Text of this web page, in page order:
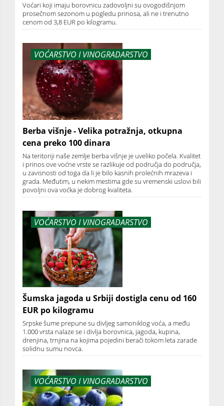
Voćari koji imaju borovnicu zadovoljni su ovogodišnjom
prosečnom sezonom u pogledu prinosa, ali ne i trenutno
cenom od 3,8 EUR po kilogramu.
VOĆARSTVO I VINOGRADARSTVO
Berba višnje - Velika potražnja, otkupna
cena preko 100 dinara
Na teritoriji naše zemlje berba višnje je uveliko počela. Kvalitet
i prinos ove voćne vrste se razlikuje od područja do područja,
u zavisnosti od toga da li je bilo kasnih prolećnih mrazeva i
grada. Međutim, u nekim mestima gde su vremenski uslovi bili
povoljni ova voćka je dobrog kvaliteta.
VOĆARSTVO I VINOGRADARSTVO
Šumska jagoda u Srbiji dostigla cenu od 160
EUR po kilogramu
Srpske šume prepune su divljeg samoniklog voća, a među
1.000 vrsta nalaze se i divlja borovnica, jagoda, kupina,
drenjina, trnjina na kojima pojedini berači tokom leta zarade
solidnu sumu novca.
VOĆARSTVO I VINOGRADARSTVO